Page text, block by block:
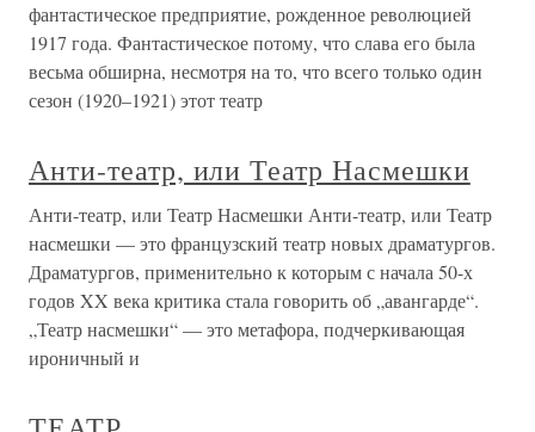
фантастическое предприятие, рожденное революцией
1917 года. Фантастическое потому, что слава его была
весьма обширна, несмотря на то, что всего только один
сезон (1920–1921) этот театр
Анти-театр, или Театр Насмешки
Анти-театр, или Театр Насмешки Анти-театр, или Театр
насмешки — это французский театр новых драматургов.
Драматургов, применительно к которым с начала 50-х
годов XX века критика стала говорить об „авангарде“.
„Театр насмешки“ — это метафора, подчеркивающая
ироничный и